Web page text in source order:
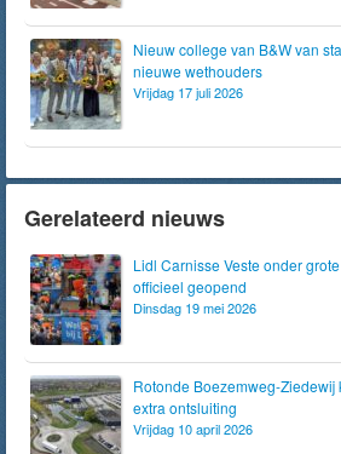
Nieuw college van B&W van
nieuwe wethouders
Vrijdag 17 juli 2026
Gerelateerd nieuws
Lidl Carnisse Veste onder
officieel geopend
Dinsdag 19 mei 2026
Rotonde Boezemweg-Ziedewij
extra ontsluiting
Vrijdag 10 april 2026